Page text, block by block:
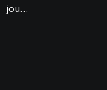
jou...